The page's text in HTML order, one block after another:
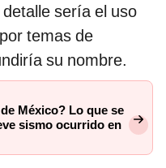
sería el uso
temas de
su nombre.
México? Lo que se
sismo ocurrido en